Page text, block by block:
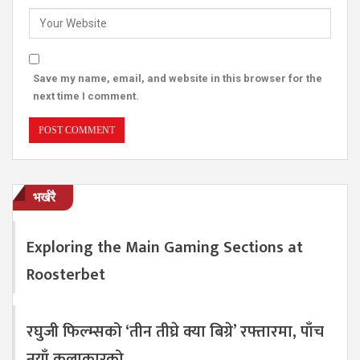
Save my name, email, and website in this browser for the
next time I comment.
भर्खरै
Exploring the Main Gaming Sections at
Roosterbet
रघुजी फिल्म्सको ‘तीन तीघ्रे क्या बिग्रे’ रफ्तारमा, पाँच